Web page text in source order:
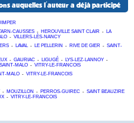
auquelles l'auteur a déjà participé
CAUSSES - HEROUVILLE SAINT CLAIR -
LA
- VILLERS-LÈS-NANCY
- LAVAL - LE PELLERIN - RIVE DE GIER - SAINT-
- GAURIAC - LIGUGÉ - LYS-LEZ-LANNOY -
SAINT-MALO - VITRY-LE-FRANCOIS
MALO - VITRY-LE-FRANCOIS
- MOUZILLON - PERROS-GUIREC - SAINT BEAUZIRE
- VITRY-LE-FRANCOIS